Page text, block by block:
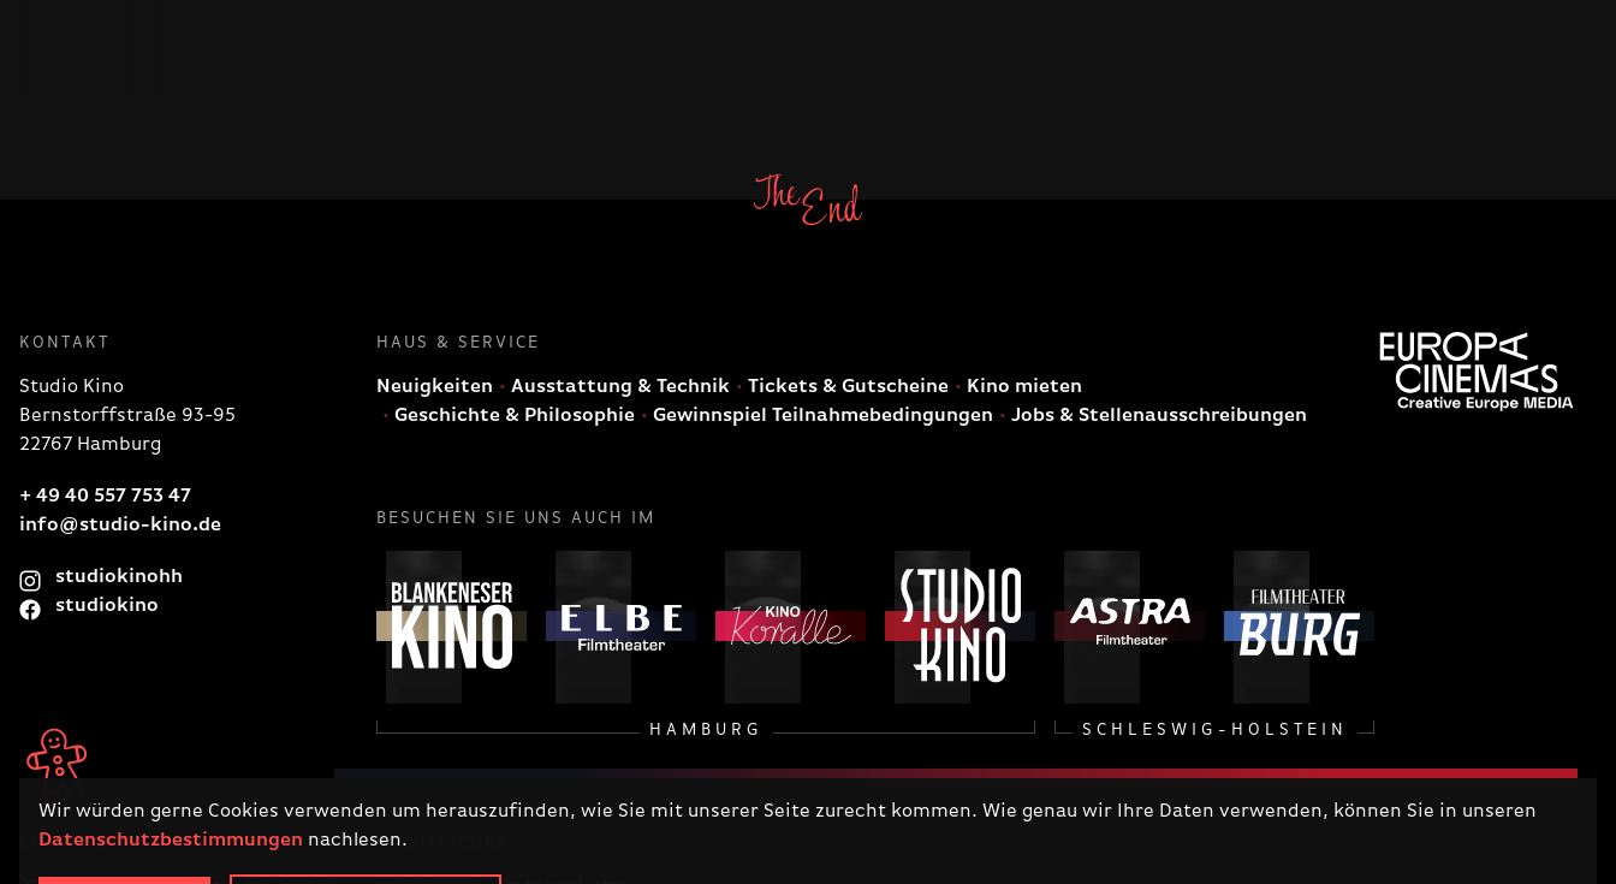
Wir würden gerne Cookies verwenden um herauszufinden, wie Sie mit unserer Seite zurecht kommen. Wie genau wir Ihre Daten verwenden, können Sie in unseren
Datenschutzbestimmungen nachlesen.
KONTAKT
Studio Kino
Bernstorffstraße 93-95
22767 Hamburg
+ 49 40 557 753 47
info@studio-kino.de
studiokinohh
studiokino
HAUS & SERVICE
Neuigkeiten Ausstattung & Technik Tickets & Gutscheine
Kino mieten
Geschichte & Philosophie
Gewinnspiel Teilnahmebedingungen Jobs & Stellenausschreibungen
BESUCHEN SIE UNS AUCH IM
HAMBURG SCHLESWIG-HOLSTEIN
RECHTLICHES
COPYRIGHT